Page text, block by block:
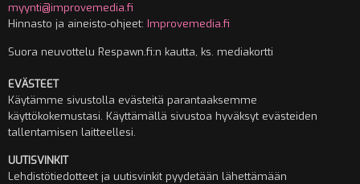
myynti@improvemedia.fi
Hinnasto ja aineisto-ohjeet: Improvemedia.fi
Suora neuvottelu Respawn.fi:n kautta, ks. mediakortti
EVÄSTEET
Käytämme sivustolla evästeitä parantaaksemme
käyttökokemustasi. Käyttämällä sivustoa hyväksyt evästeiden
tallentamisen laitteellesi.
UUTISVINKIT
Lehdistötiedotteet ja uutisvinkit pyydetään lähettämään